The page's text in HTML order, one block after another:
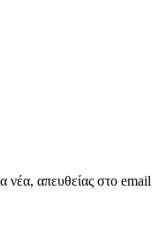
νέα, απευθείας στο email